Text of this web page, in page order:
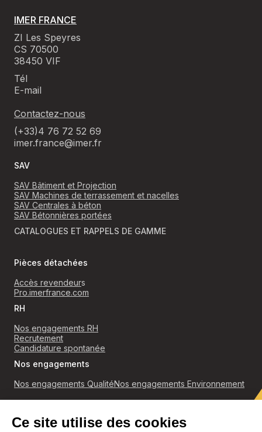
IMER FRANCE
ZI Les Speyres
CS 70500
38450 VIF
Tél
E-mail
Contactez-nous
(+33)4 76 72 52 69
imer.france@imer.fr
SAV
SAV Bâtiment et Projection
SAV Machines de terrassement et nacelles
SAV Centrales à béton
SAV Bétonnières portées
CATALOGUES ET RAPPELS DE GAMME
Pièces détachées
Accès revendeurs
Pro.imerfrance.com
RH
Nos engagements RH
Recrutement
Candidature spontanée
Nos engagements
Nos engagements QualitéNos engagements Environnement
Politique de confidentialité et cookies